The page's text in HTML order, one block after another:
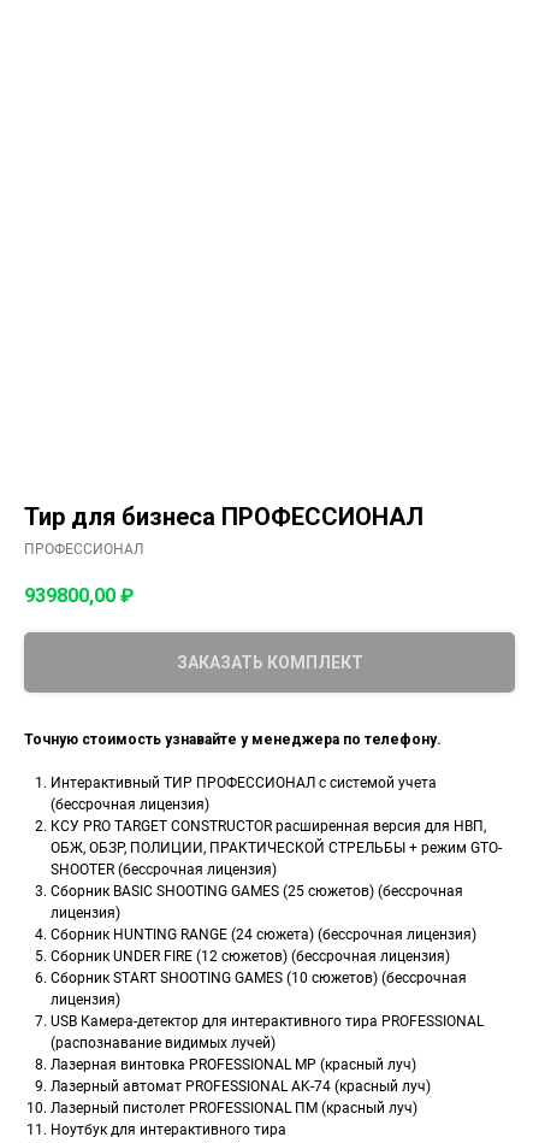
Тир для бизнеса ПРОФЕССИОНАЛ
ПРОФЕССИОНАЛ
939800,00 ₽
ЗАКАЗАТЬ КОМПЛЕКТ
Точную стоимость узнавайте у менеджера по телефону.
Интерактивный ТИР ПРОФЕССИОНАЛ с системой учета
(бессрочная лицензия)
КСУ PRO TARGET CONSTRUCTOR расширенная версия для НВП,
ОБЖ, ОБЗР, ПОЛИЦИИ, ПРАКТИЧЕСКОЙ СТРЕЛЬБЫ + режим GTO-
SHOOTER (бессрочная лицензия)
Сборник BASIC SHOOTING GAMES (25 сюжетов) (бессрочная
лицензия)
Сборник HUNTING RANGE (24 сюжета) (бессрочная лицензия)
Сборник UNDER FIRE (12 сюжетов) (бессрочная лицензия)
Сборник START SHOOTING GAMES (10 сюжетов) (бессрочная
лицензия)
USB Камера-детектор для интерактивного тира PROFESSIONAL
(распознавание видимых лучей)
Лазерная винтовка PROFESSIONAL МР (красный луч)
Лазерный автомат PROFESSIONAL AK-74 (красный луч)
Лазерный пистолет PROFESSIONAL ПМ (красный луч)
Ноутбук для интерактивного тира